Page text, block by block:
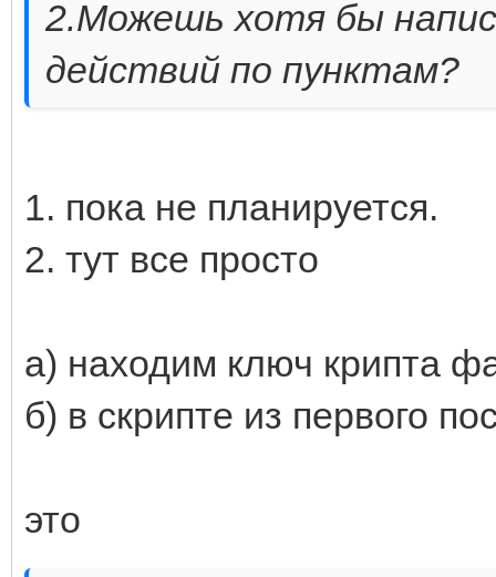
2.Можешь хотя бы
действий по пунктам?
1. пока не планируется.
2. тут все просто
а) находим ключ крипта
б) в скрипте из первого
это